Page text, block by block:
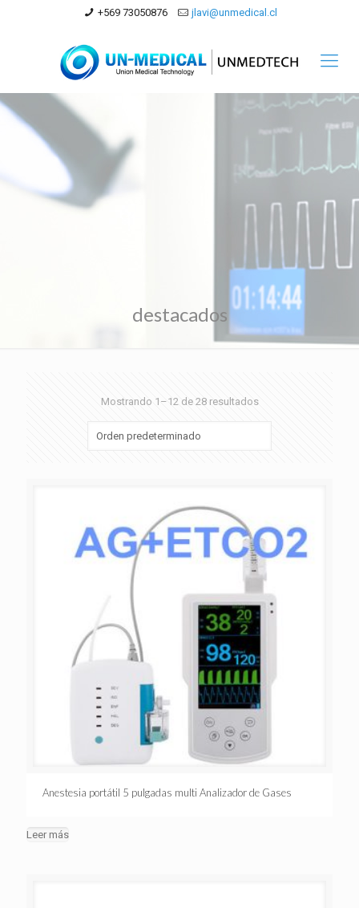
+569 73050876 jlavi@unmedical.cl
destacados
Mostrando 1–12 de 28 resultados
Anestesia portátil 5 pulgadas multi Analizador de Gases
Leer más